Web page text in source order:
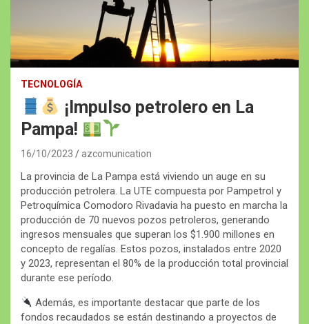
TECNOLOGÍA
¡Impulso petrolero en La
Pampa!
16/10/2023 azcomunication
La provincia de La Pampa está viviendo un auge en su
producción petrolera. La UTE compuesta por Pampetrol y
Petroquímica Comodoro Rivadavia ha puesto en marcha la
producción de 70 nuevos pozos petroleros, generando
ingresos mensuales que superan los $1.900 millones en
concepto de regalías. Estos pozos, instalados entre 2020
y 2023, representan el 80% de la producción total provincial
durante ese período.
Además, es importante destacar que parte de los
fondos recaudados se están destinando a proyectos de